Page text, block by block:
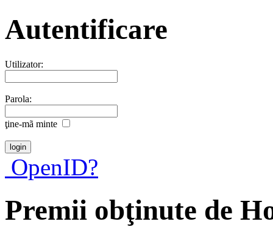
Autentificare
Utilizator:
Parola:
ţine-mã minte
OpenID?
Premii obţinute de